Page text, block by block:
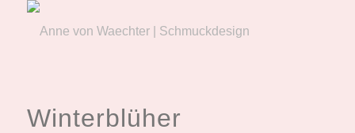
Winterblüher